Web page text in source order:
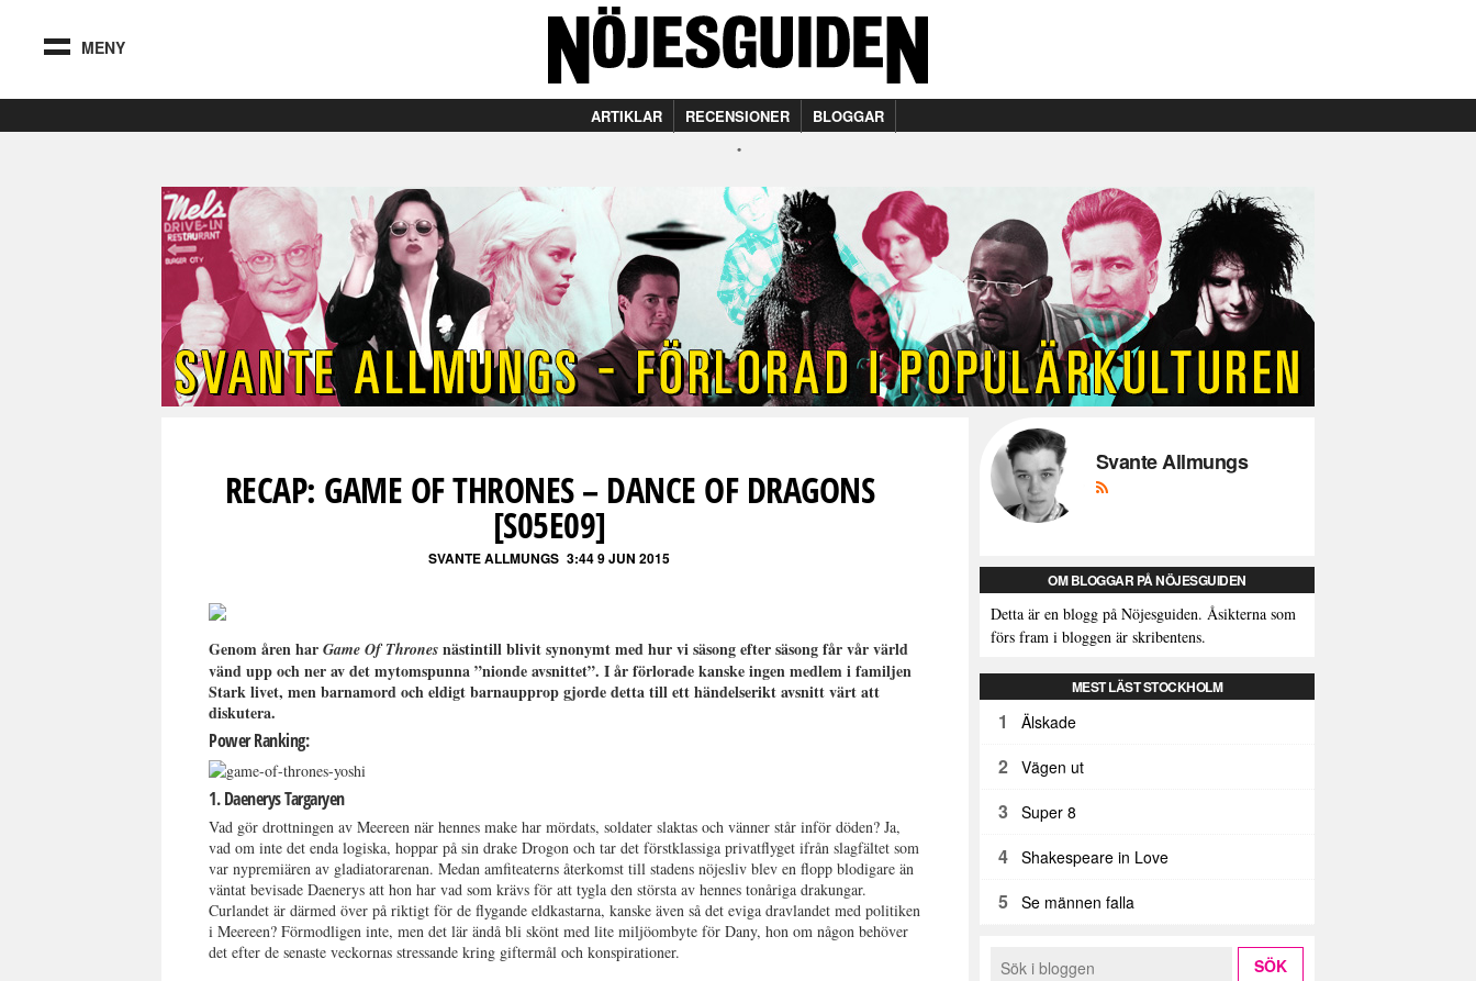
MENY
ARTIKLAR RECENSIONER BLOGGAR
RECAP: GAME OF THRONES – DANCE OF DRAGONS
[S05E09]
SVANTE ALLMUNGS 3:44 9 JUN 2015
Genom åren harGame Of Thrones nästintill blivit synonymt med hur vi säsong efter säsong får vår värld
vänd upp och ner av det mytomspunna ”nionde avsnittet”. I år förlorade kanske ingen medlem i familjen
Stark livet, men barnamord och eldigt barnaupprop gjorde detta till ett händelserikt avsnitt värt att
diskutera.
Power Ranking:
1. Daenerys Targaryen
Vad gör drottningen av Meereen när hennes make har mördats, soldater slaktas och vänner står inför döden? Ja,
vad om inte det enda logiska, hoppar på sin drake Drogon och tar det förstklassiga privatflyget ifrån slagfältet som
var nypremiären av gladiatorarenan. Medan amfiteaterns återkomst till stadens nöjesliv blev en flopp blodigare än
väntat bevisade Daenerys att hon har vad som krävs för att tygla den största av hennes tonåriga drakungar.
Curlandet är därmed över på riktigt för de flygande eldkastarna, kanske även så det eviga dravlandet med politiken
i Meereen? Förmodligen inte, men det lär ändå bli skönt med lite miljöombyte för Dany, hon om någon behöver
det efter de senaste veckornas stressande kring giftermål och konspirationer.
Svante Allmungs
OM BLOGGAR PÅ NÖJESGUIDEN
Detta är en blogg på Nöjesguiden. Åsikterna som
förs fram i bloggen är skribentens.
MEST LÄST STOCKHOLM
1 Älskade
2 Vägen ut
3 Super 8
4 Shakespeare in Love
5 Se männen falla